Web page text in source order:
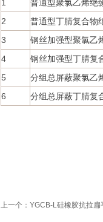
1
普通型聚氯乙烯绝
2
普通型丁腈复合物
3
钢丝加强型聚氯乙
4
钢丝加强型丁腈复
5
分组总屏蔽聚氯乙
6
分组总屏蔽丁腈复
上一个： YGCB-L硅橡胶抗拉扁